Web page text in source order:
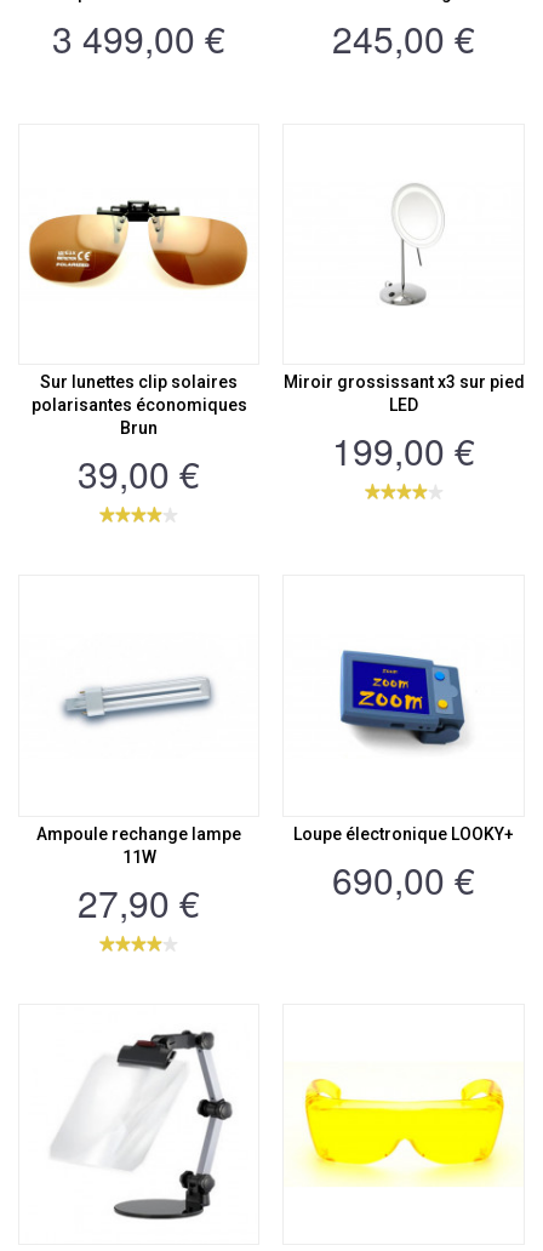
3 499,00 € 245,00 €
Sur lunettes clip solaires
polarisantes économiques
Brun
39,00 €
Miroir grossissant x3 sur pied
LED
199,00 €
Ampoule rechange lampe
11W
27,90 €
Loupe électronique LOOKY+
690,00 €